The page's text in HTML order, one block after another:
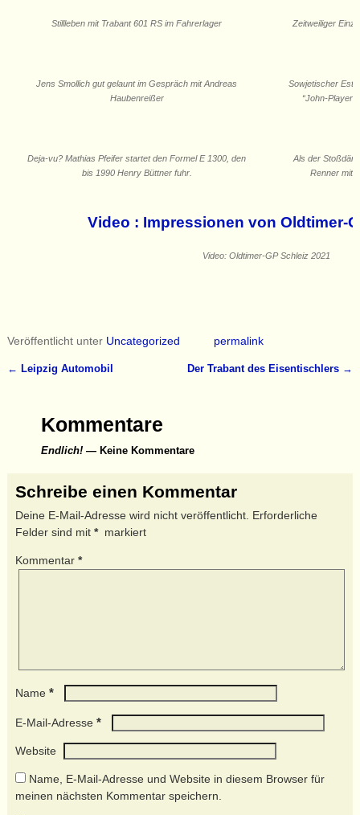
Stillleben mit Trabant 601 RS im Fahrerlager Zeitweiliger
Jens Smollich gut gelaunt im Gespräch mit Andreas
Haubenreißer
Sowjetischer
“John-Player-
Deja-vu? Mathias Pfeifer startet den Formel E 1300, den
bis 1990 Henry Büttner fuhr.
Als der
Renner mit
Video : Impressionen von Oldtimer-
Video: Oldtimer-GP Schleiz 2021
Veröffentlicht unter Uncategorized permalink
← Leipzig Automobil Der Trabant des Eisentischlers →
Kommentare
Endlich!— Keine Kommentare
Schreibe einen Kommentar
Deine E-Mail-Adresse wird nicht veröffentlicht. Erforderliche
Felder sind mit * markiert
Kommentar *
Name *
E-Mail-Adresse *
Website
Name, E-Mail-Adresse und Website in diesem Browser für
meinen nächsten Kommentar speichern.